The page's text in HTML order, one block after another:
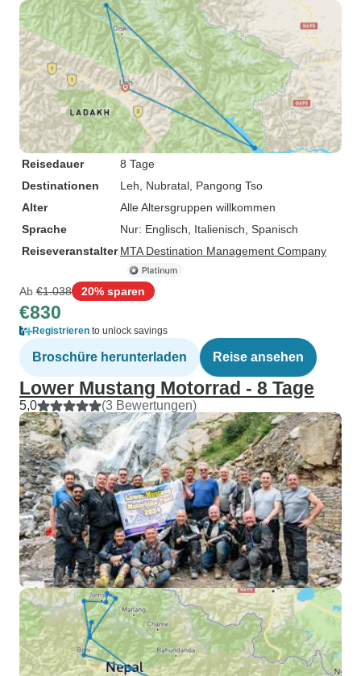
Reisedauer
8 Tage
Destinationen
Leh , Nubratal , Pangong Tso
Alter
Alle Altersgruppen willkommen
Sprache
Nur: Englisch, Italienisch, Spanisch
Reiseveranstalter MTA Destination Management Company
Ab €1.038 20% sparen
€830
Registrieren to unlock savings
Broschüre herunterladen Reise ansehen
Lower Mustang Motorrad - 8 Tage
5,0 (3 Bewertungen)